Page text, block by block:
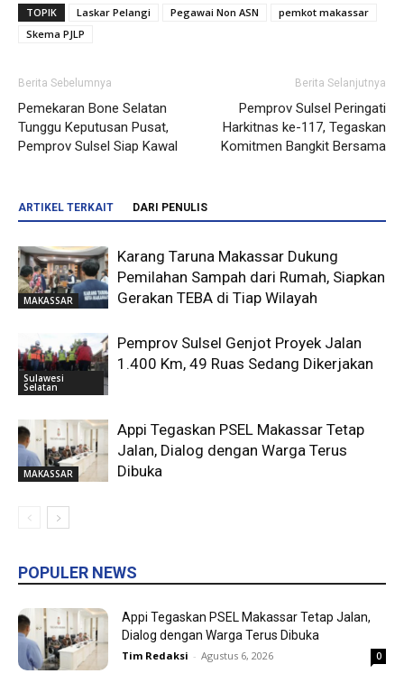
TOPIK Laskar Pelangi Pegawai Non ASN
pemkot makassar
Skema PJLP
Berita Sebelumnya
Pemekaran Bone Selatan
Tunggu Keputusan Pusat,
Pemprov Sulsel Siap Kawal
Berita Selanjutnya
Pemprov Sulsel Peringati
Harkitnas ke-117, Tegaskan
Komitmen Bangkit Bersama
ARTIKEL TERKAIT DARI PENULIS
MAKASSAR
Karang Taruna Makassar Dukung
Pemilahan Sampah dari Rumah, Siapkan
Gerakan TEBA di Tiap Wilayah
Sulawesi
Selatan
Pemprov Sulsel Genjot Proyek Jalan
1.400 Km, 49 Ruas Sedang Dikerjakan
MAKASSAR
Appi Tegaskan PSEL Makassar Tetap
Jalan, Dialog dengan Warga Terus
Dibuka
POPULER NEWS
Appi Tegaskan PSEL Makassar Tetap Jalan,
Dialog dengan Warga Terus Dibuka
Tim Redaksi - Agustus 6, 2026 0